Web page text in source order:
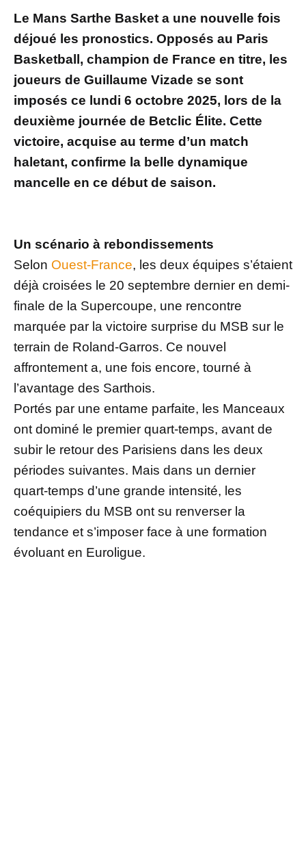
Le Mans Sarthe Basket a une nouvelle fois
déjoué les pronostics. Opposés au Paris
Basketball, champion de France en titre, les
joueurs de Guillaume Vizade se sont
imposés ce lundi 6 octobre 2025, lors de la
deuxième journée de Betclic Élite. Cette
victoire, acquise au terme d’un match
haletant, confirme la belle dynamique
mancelle en ce début de saison.
Un scénario à rebondissements
Selon Ouest-France, les deux équipes s’étaient
déjà croisées le 20 septembre dernier en demi-
finale de la Supercoupe, une rencontre
marquée par la victoire surprise du MSB sur le
terrain de Roland-Garros. Ce nouvel
affrontement a, une fois encore, tourné à
l’avantage des Sarthois.
Portés par une entame parfaite, les Manceaux
ont dominé le premier quart-temps, avant de
subir le retour des Parisiens dans les deux
périodes suivantes. Mais dans un dernier
quart-temps d’une grande intensité, les
coéquipiers du MSB ont su renverser la
tendance et s’imposer face à une formation
évoluant en Euroligue.